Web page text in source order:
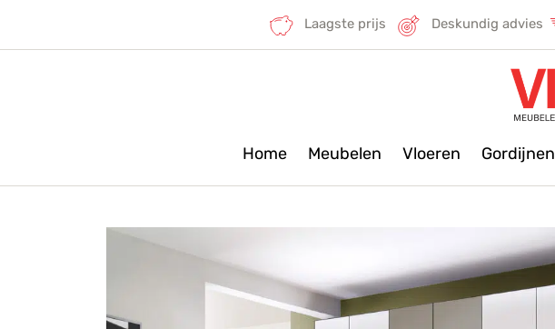
Laagste prijs Deskundig advies
Home Meubelen Vloeren Gordijnen